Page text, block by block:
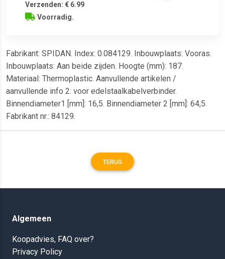
Verzenden: € 6.99
Voorradig.
Fabrikant: SPIDAN. Index: 0.084129. Inbouwplaats: Vooras.
Inbouwplaats: Aan beide zijden. Hoogte (mm): 187.
Materiaal: Thermoplastic. Aanvullende artikelen /
aanvullende info 2: voor edelstaalkabelverbinder.
Binnendiameter1 [mm]: 16,5. Binnendiameter 2 [mm]: 64,5.
Fabrikant nr.: 84129.
TERUG
Algemeen
Koopadvies, FAQ over?
Privacy Policy